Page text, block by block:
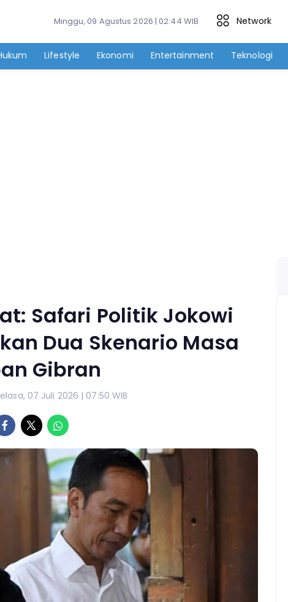
Minggu, 09 Agustus 2026 | 02:44 WIB Network
Lifestyle Ekonomi Entertainment Teknologi
Safari Politik Jokowi
Dua Skenario Masa
Gibran
07 Juli 2026 | 07:50 WIB